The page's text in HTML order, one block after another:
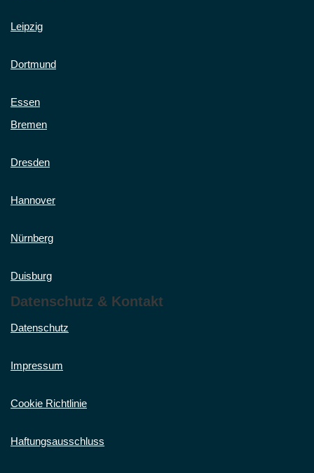
Leipzig
Dortmund
Essen
Bremen
Dresden
Hannover
Nürnberg
Duisburg
Datenschutz & Kontakt
Datenschutz
Impressum
Cookie Richtlinie
Haftungsausschluss